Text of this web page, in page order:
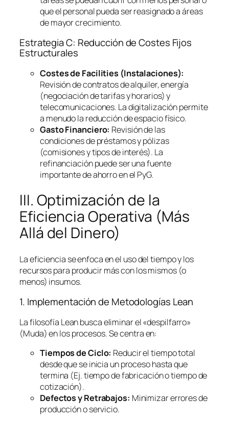
que el personal pueda ser reasignado a áreas
de mayor crecimiento.
Estrategia C: Reducción de Costes Fijos
Estructurales
Costes de Facilities (Instalaciones):
Revisión de contratos de alquiler, energía
(negociación de tarifas y horarios) y
telecomunicaciones. La digitalización permite
a menudo la reducción de espacio físico.
Gasto Financiero: Revisión de las
condiciones de préstamos y pólizas
(comisiones y tipos de interés). La
refinanciación puede ser una fuente
importante de ahorro en el PyG.
III. Optimización de la
Eficiencia Operativa (Más
Allá del Dinero)
La eficiencia se enfoca en el uso del tiempo y los
recursos para producir más con los mismos (o
menos) insumos.
1. Implementación de Metodologías Lean
La filosofía Leanbusca eliminar el «despilfarro»
(Muda) en los procesos. Se centra en:
Tiempos de Ciclo: Reducir el tiempo total
desde que se inicia un proceso hasta que
termina (Ej. tiempo de fabricación o tiempo de
cotización).
Defectos y Retrabajos: Minimizar errores de
producción o servicio.